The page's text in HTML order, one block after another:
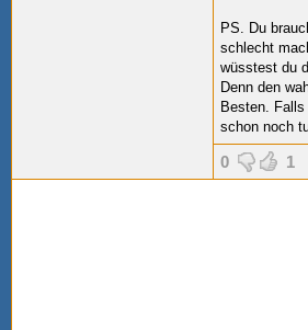
PS. Du
schlecht
wüsstest du
Denn den
Besten.
schon noch
0 1